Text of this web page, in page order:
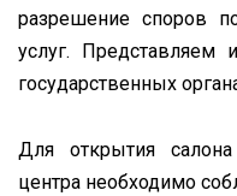
разрешение споров
услуг. Представляем
государственных
Для открытия
центра необходимо